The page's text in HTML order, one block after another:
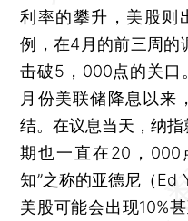
利率的攀升，美股则
例，在4月的前三周的
击破5，000点的关口
月份美联储降息以来
结。在议息当天，纳
期也一直在20，000
知”之称的亚德尼（Ed
美股可能会出现10%